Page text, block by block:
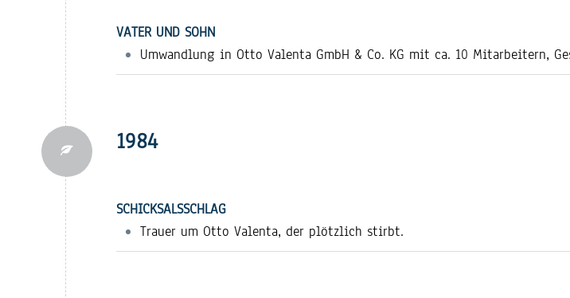
VATER UND SOHN
Umwandlung in Otto Valenta GmbH & Co. KG mit ca. 10 Mitarbeitern,
1984
SCHICKSALSSCHLAG
Trauer um Otto Valenta, der plötzlich stirbt.